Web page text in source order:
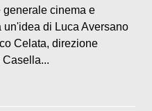
generale cinema e
un'idea di Luca Aversano
Celata, direzione